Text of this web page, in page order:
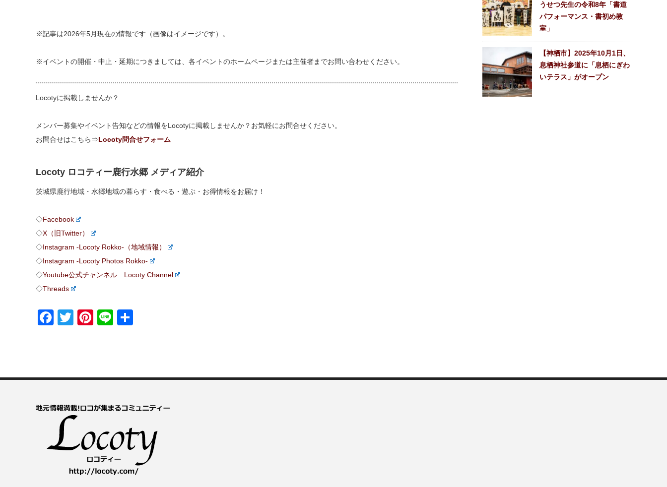
※記事は2026年5月現在の情報です（画像はイメージです）。
※イベントの開催・中止・延期につきましては、各イベントのホームページまたは主催者までお問い合わせください。
Locotyに掲載しませんか？
メンバー募集やイベント告知などの情報をLocotyに掲載しませんか？お気軽にお問合せください。
お問合せはこちら⇒Locoty問合せフォーム
Locoty ロコティー鹿行水郷 メディア紹介
茨城県鹿行地域・水郷地域の暮らす・食べる・遊ぶ・お得情報をお届け！
◇Facebook
◇X（旧Twitter）
◇Instagram -Locoty Rokko-（地域情報）
◇Instagram -Locoty Photos Rokko-
◇Youtube公式チャンネル Locoty Channel
◇Threads
Facebook
TwitterPinterest
Line
うせつ先生の令和8年「書道
パフォーマンス・書初め教
室」
【神栖市】2025年10月1日、
息栖神社参道に「息栖にぎわ
いテラス」がオープン